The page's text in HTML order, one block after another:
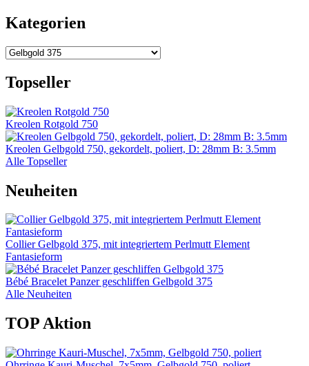
Kategorien
Topseller
Kreolen Rotgold 750
Kreolen Gelbgold 750, gekordelt, poliert, D: 28mm B: 3.5mm
Alle Topseller
Neuheiten
Collier Gelbgold 375, mit integriertem Perlmutt Element
Fantasieform
Bébé Bracelet Panzer geschliffen Gelbgold 375
Alle Neuheiten
TOP Aktion